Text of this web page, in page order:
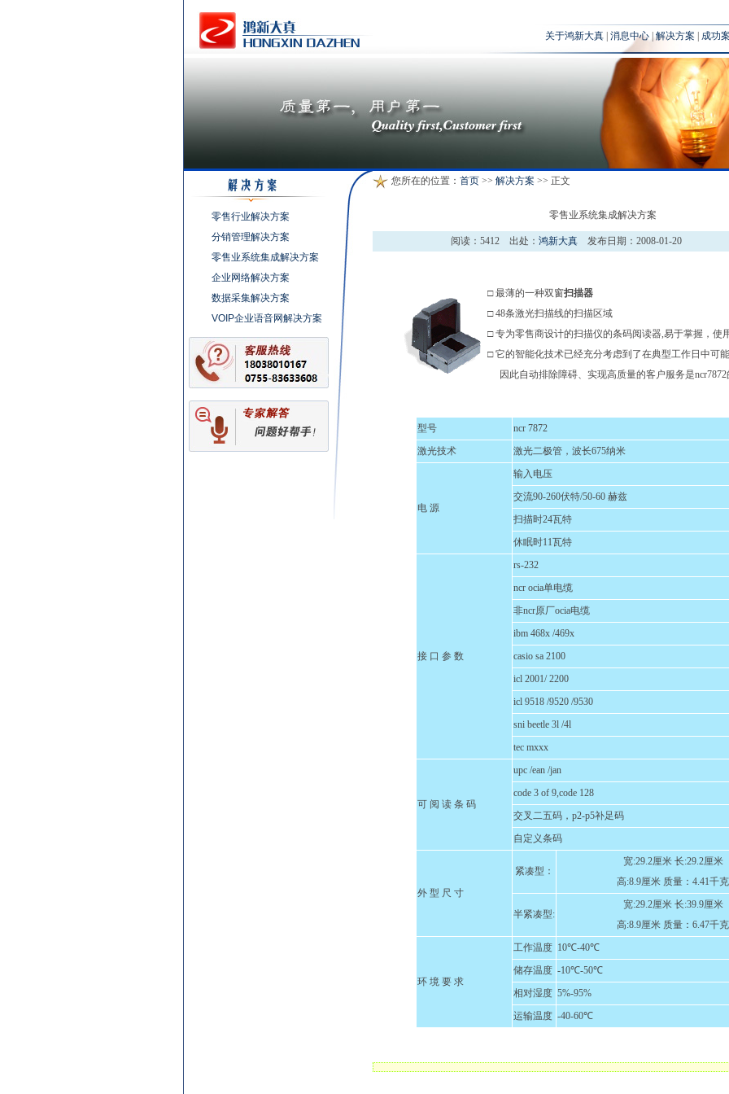
关于鸿新大真| 消息中心| 解决方案 成功
零售行业解决方案
分销管理解决方案
零售业系统集成解决方案
企业网络解决方案
数据采集解决方案
VOIP企业语音网解决方案
您所在的位置： 首页>> 解决方案 >> 正文
零售业系统集成解决方案
阅读： 5412 出处： 鸿新大真发布日期：2008-01-20
□ 最薄的一种双窗扫描器
□ 48条激光扫描线的扫描区域
□ 专为零售商设计的扫描仪的条码阅读器,易于掌握，使
□ 它的智能化技术已经充分考虑到了在典型工作日中可
因此自动排除障碍、实现高质量的客户服务是ncr7872
型号
ncr 7872
激光技术
激光二极管，波长675纳米
电 源
输入电压
交流90-260伏特/50-60 赫兹
扫描时24瓦特
休眠时11瓦特
接 口 参 数
rs-232
ncr ocia单电缆
非ncr原厂ocia电缆
ibm 468x /469x
casio sa 2100
icl 2001/ 2200
icl 9518 /9520 /9530
sni beetle 3l /4l
tec mxxx
可 阅 读 条 码
upc /ean /jan
code 3 of 9,code 128
交叉二五码，p2-p5补足码
自定义条码
外 型 尺 寸
紧凑型：
宽:29.2厘米 长:29.2厘米
高:8.9厘米 质量：4.41千克
半紧凑型:
宽:29.2厘米 长:39.9厘米
高:8.9厘米 质量：6.47千克
环 境 要 求
工作温度 10℃-40℃
储存温度 -10℃-50℃
相对湿度 5%-95%
运输温度 -40-60℃